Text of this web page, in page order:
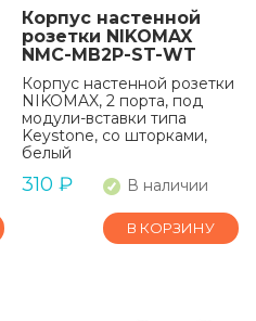
Корпус настенной
розетки NIKOMAX
NMC-MB2P-ST-WT
Корпус настенной розетки
NIKOMAX, 2 порта, под
модули-вставки типа
Keystone, со шторками,
белый
310 ₽ В наличии
В КОРЗИНУ